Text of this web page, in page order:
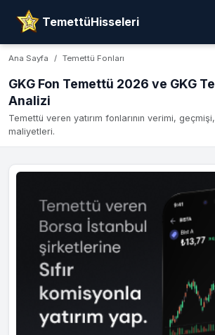
TemettüHisseleri
Ana Sayfa Temettü Fonları
GKG Fon Temettü 2026 ve GKG
Analizi
Temettü veren yatırım fonlarının verimi,
maliyetleri.